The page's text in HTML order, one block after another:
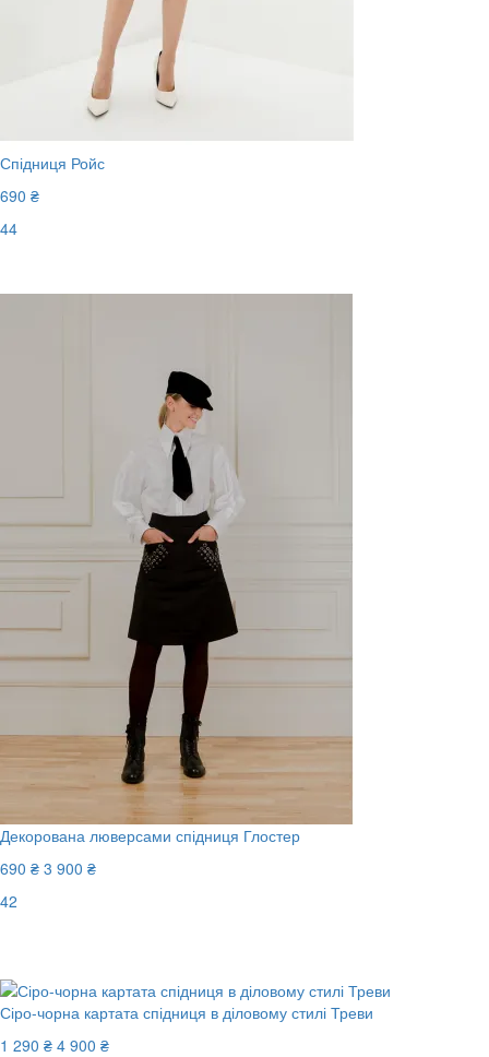
Спідниця Ройс
690 ₴
44
Декорована люверсами спідниця Глостер
690 ₴ 3 900 ₴
42
Сіро-чорна картата спідниця в діловому стилі Треви
1 290 ₴ 4 900 ₴